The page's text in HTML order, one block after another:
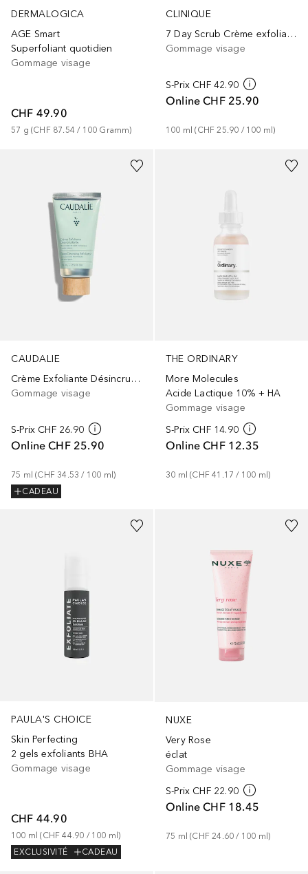
DERMALOGICA
AGE Smart
Superfoliant quotidien
Gommage visage
CHF 49.90
57 g (CHF 87.54 / 100 Gramm)
CLINIQUE
7 Day Scrub Crème exfoliante soluble
Gommage visage
S-Prix CHF 42.90
Online CHF 25.90
100 ml (CHF 25.90 / 100 ml)
CAUDALIE
Crème Exfoliante Désincrustante
Gommage visage
S-Prix CHF 26.90
Online CHF 25.90
75 ml (CHF 34.53 / 100 ml)
CADEAU
THE ORDINARY
More Molecules
Acide Lactique 10% + HA
Gommage visage
S-Prix CHF 14.90
Online CHF 12.35
30 ml (CHF 41.17 / 100 ml)
PAULA'S CHOICE
Skin Perfecting
2 gels exfoliants BHA
Gommage visage
CHF 44.90
100 ml (CHF 44.90 / 100 ml)
EXCLUSIVITÉ
CADEAU
NUXE
Very Rose
éclat
Gommage visage
S-Prix CHF 22.90
Online CHF 18.45
75 ml (CHF 24.60 / 100 ml)